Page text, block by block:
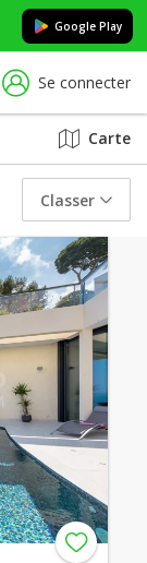
Google Play
Se connecter
Carte
Classer